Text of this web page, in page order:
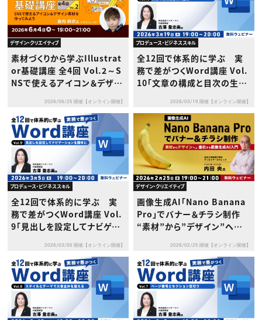
出版
CREATIVE VILLAGEからのお知らせ
プロフェッショナル×つながる×メディア
デザイン・クリエイティブ
素材づくりから学ぶIllustrat
or基礎講座 全4回 Vol.2～S
NSで使えるアイコン＆デザイ
2026/06/25 開催【オンライン開催】
プロデュース・ビジネススキル
全12回で体系的に学ぶ 実
務で差がつくWord講座 Vol.
10「文章の構成と目次の生
2026/03/19 開催【オンライン開催】
プロデュース・ビジネススキル
全12回で体系的に学ぶ 実
務で差がつくWord講座 Vol.
9「見出しを設定してナビゲー
2026/03/05 開催【オンライン開催】
デザイン・クリエイティブ
画像生成AI「Nano Banana
Pro」でバナー＆チラシ制作
“素材”から”デザイン”へ
2026/02/25 開催【オンライン開催】